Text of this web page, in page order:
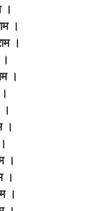
।
।
।
।
।
।
।
।
।